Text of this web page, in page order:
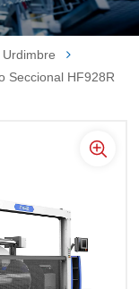
Seccional HF928R